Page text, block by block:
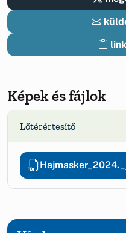
Képek és fájlok
Lőtérértesítő